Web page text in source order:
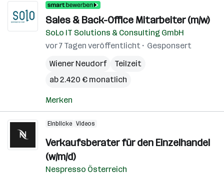
Sales & Back-Office Mitarbeiter (m/w)
SoLo IT Solutions & Consulting GmbH
vor 7 Tagen veröffentlicht
Gesponsert
Wiener Neudorf
Teilzeit
ab 2.420 € monatlich
Merken
Einblicke Videos
Verkaufsberater für den Einzelhandel
(w/m/d)
Nespresso Österreich